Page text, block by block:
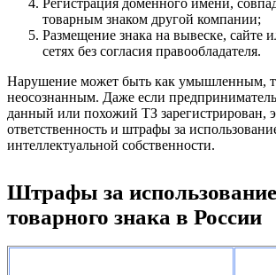
Регистрация доменного имени,
товарным знаком другой компании;
Размещение знака на вывеске, сайте
сетях без согласия правообладателя.
Нарушение может быть как умышленным,
неосознанным. Даже если
данный или похожий ТЗ зарегистрирован,
ответственность и штрафы за
интеллектуальной собственности.
Штрафы за
товарного знака в России